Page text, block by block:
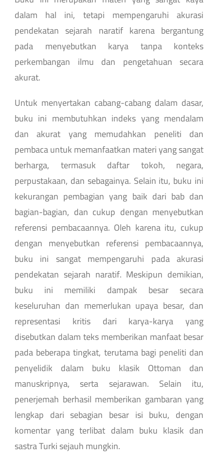
dalam hal ini, tetapi mempengaruhi akurasi
pendekatan sejarah naratif karena bergantung
pada menyebutkan karya tanpa konteks
perkembangan ilmu dan pengetahuan secara
akurat.
Untuk menyertakan cabang-cabang dalam dasar,
buku ini membutuhkan indeks yang mendalam
dan akurat yang memudahkan peneliti dan
pembaca untuk memanfaatkan materi yang sangat
berharga, termasuk daftar tokoh, negara,
perpustakaan, dan sebagainya. Selain itu, buku ini
kekurangan pembagian yang baik dari bab dan
bagian-bagian, dan cukup dengan menyebutkan
referensi pembacaannya. Oleh karena itu, cukup
dengan menyebutkan referensi pembacaannya,
buku ini sangat mempengaruhi pada akurasi
pendekatan sejarah naratif. Meskipun demikian,
buku ini memiliki dampak besar secara
keseluruhan dan memerlukan upaya besar, dan
representasi kritis dari karya-karya yang
disebutkan dalam teks memberikan manfaat besar
pada beberapa tingkat, terutama bagi peneliti dan
penyelidik dalam buku klasik Ottoman dan
manuskripnya, serta sejarawan. Selain itu,
penerjemah berhasil memberikan gambaran yang
lengkap dari sebagian besar isi buku, dengan
komentar yang terlibat dalam buku klasik dan
sastra Turki sejauh mungkin.